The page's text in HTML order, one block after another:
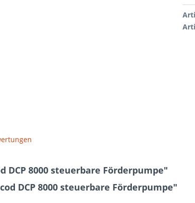
8000 steuerbare Förderpumpe"
DCP 8000 steuerbare Förderpumpe"